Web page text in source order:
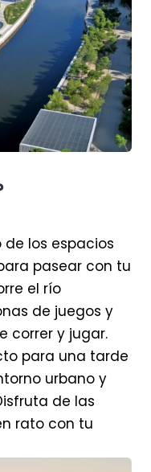
de los espacios
pasear con tu
el río
de juegos y
correr y jugar.
para una tarde
urbano y
de las
rato con tu